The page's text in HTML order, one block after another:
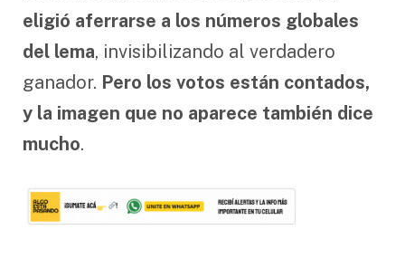
eligió aferrarse a los números globales
del lema, invisibilizando al verdadero
ganador. Pero los votos están contados,
y la imagen que no aparece también dice
mucho.